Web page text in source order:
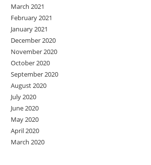
March 2021
February 2021
January 2021
December 2020
November 2020
October 2020
September 2020
August 2020
July 2020
June 2020
May 2020
April 2020
March 2020